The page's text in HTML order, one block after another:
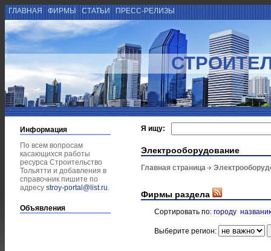
ГЛАВНАЯ ФИРМЫ СТАТЬИ ПРЕСС-РЕЛИЗЫ
Информация
По всем вопросам
касающихся работы
ресурса Строительство
Тольятти и добавления в
справочник пишите по
адресу stroy-portal@list.ru.
Объявления
Я ищу:
Электрооборудование
Главная страница
Фирмы раздела
Сортировать по: городу
Выберите регион: